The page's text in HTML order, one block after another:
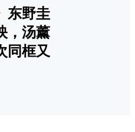
东野圭
，汤薰
同框又